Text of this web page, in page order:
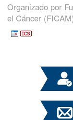
Organizado por
el Cáncer (FICAM)